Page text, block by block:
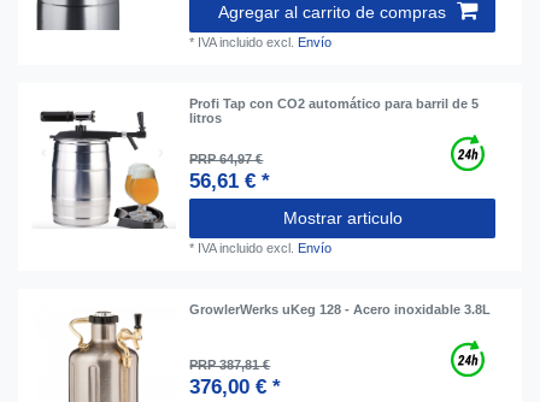
Agregar al carrito de compras
* IVA incluido excl. Envío
Profi Tap con CO2 automático para barril de 5
litros
PRP 64,97 €
56,61 € *
Mostrar articulo
* IVA incluido excl. Envío
GrowlerWerks uKeg 128 - Acero inoxidable 3.8L
PRP 387,81 €
376,00 € *